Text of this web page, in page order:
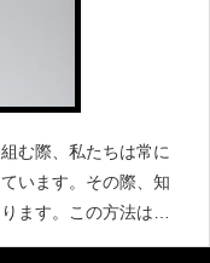
む際、私たちは常に
います。その際、知
ます。この方法は、
プローチを結合さ